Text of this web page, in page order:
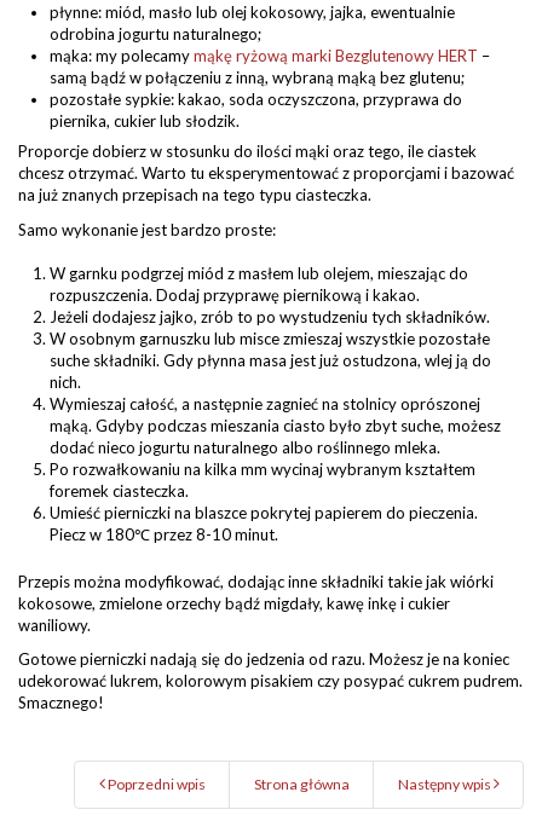
płynne: miód, masło lub olej kokosowy, jajka, ewentualnie
odrobina jogurtu naturalnego;
mąka: my polecamymąkę ryżową marki Bezglutenowy HERT –
samą bądź w połączeniu z inną, wybraną mąką bez glutenu;
pozostałe sypkie: kakao, soda oczyszczona, przyprawa do
piernika, cukier lub słodzik.
Proporcje dobierz w stosunku do ilości mąki oraz tego, ile ciastek
chcesz otrzymać. Warto tu eksperymentować z proporcjami i bazować
na już znanych przepisach na tego typu ciasteczka.
Samo wykonanie jest bardzo proste:
W garnku podgrzej miód z masłem lub olejem, mieszając do
rozpuszczenia. Dodaj przyprawę piernikową i kakao.
Jeżeli dodajesz jajko, zrób to po wystudzeniu tych składników.
W osobnym garnuszku lub misce zmieszaj wszystkie pozostałe
suche składniki. Gdy płynna masa jest już ostudzona, wlej ją do
nich.
Wymieszaj całość, a następnie zagnieć na stolnicy oprószonej
mąką. Gdyby podczas mieszania ciasto było zbyt suche, możesz
dodać nieco jogurtu naturalnego albo roślinnego mleka.
Po rozwałkowaniu na kilka mm wycinaj wybranym kształtem
foremek ciasteczka.
Umieść pierniczki na blaszce pokrytej papierem do pieczenia.
Piecz w 180℃ przez 8-10 minut.
Przepis można modyfikować, dodając inne składniki takie jak wiórki
kokosowe, zmielone orzechy bądź migdały, kawę inkę i cukier
waniliowy.
Gotowe pierniczki nadają się do jedzenia od razu. Możesz je na koniec
udekorować lukrem, kolorowym pisakiem czy posypać cukrem pudrem.
Smacznego!
Poprzedni wpis Strona główna Następny wpis